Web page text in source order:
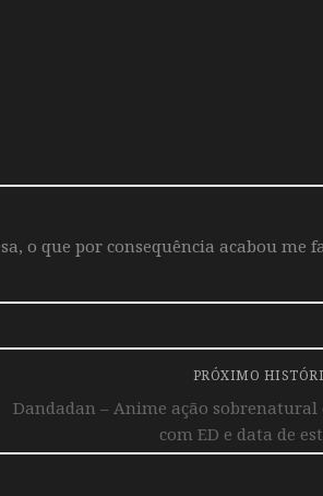
o que por consequência acabou me
PRÓXIMO
Dandadan – Anime ação
com ED e data de